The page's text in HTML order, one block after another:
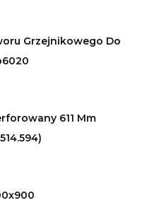
Grzejnikowego Do
611 Mm